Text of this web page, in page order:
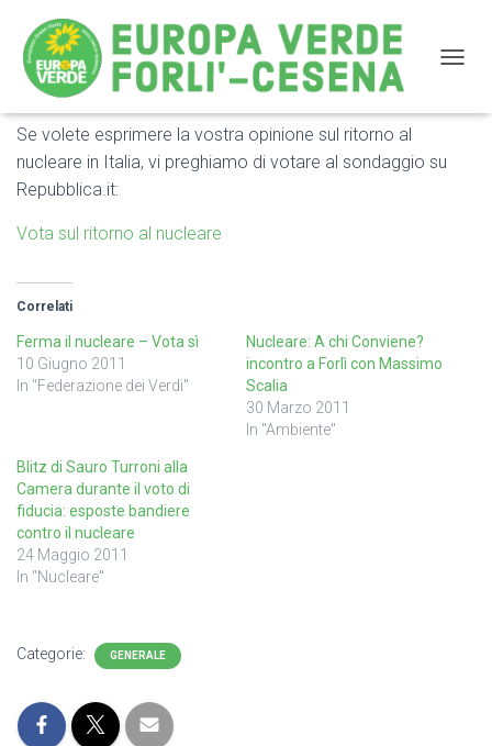
Vota il sondaggio sul nucleare su Repubblica.it
Se volete esprimere la vostra opinione sul ritorno al
nucleare in Italia, vi preghiamo di votare al sondaggio su
Repubblica.it:
Vota sul ritorno al nucleare
Correlati
Ferma il nucleare – Vota sì
10 Giugno 2011
In "Federazione dei Verdi"
Nucleare: A chi Conviene?
incontro a Forlì con Massimo
Scalia
30 Marzo 2011
In "Ambiente"
Blitz di Sauro Turroni alla
Camera durante il voto di
fiducia: esposte bandiere
contro il nucleare
24 Maggio 2011
In "Nucleare"
Categorie: GENERALE